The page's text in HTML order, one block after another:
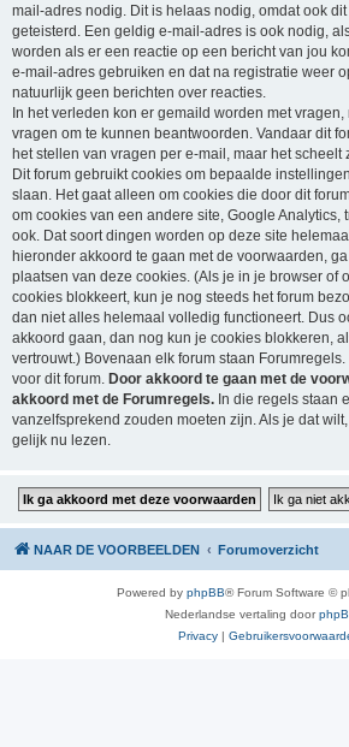
mail-adres nodig. Dit is helaas nodig, omdat ook
geteisterd. Een geldig e-mail-adres is ook nodig,
worden als er een reactie op een bericht van jou
e-mail-adres gebruiken en dat na registratie weer
natuurlijk geen berichten over reacties.
In het verleden kon er gemaild worden met vragen,
vragen om te kunnen beantwoorden. Vandaar dit
het stellen van vragen per e-mail, maar het scheelt
Dit forum gebruikt cookies om bepaalde
slaan. Het gaat alleen om cookies die door dit
om cookies van een andere site, Google Analytics,
ook. Dat soort dingen worden op deze site
hieronder akkoord te gaan met de voorwaarden,
plaatsen van deze cookies. (Als je in je browser of
cookies blokkeert, kun je nog steeds het forum
dan niet alles helemaal volledig functioneert. Dus
akkoord gaan, dan nog kun je cookies blokkeren,
vertrouwt.) Bovenaan elk forum staan
voor dit forum. Door akkoord te gaan met de
akkoord met de Forumregels. In die regels staan
vanzelfsprekend zouden moeten zijn. Als je dat
gelijk nu lezen.
NAAR DE VOORBEELDEN Forumoverzicht
Powered by phpBB® Forum Software ©
Nederlandse vertaling door
Privacy |